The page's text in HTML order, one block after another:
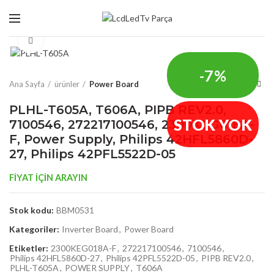
-7%
STOK YOK
Ana Sayfa ürünler Power Board
PLHL-T605A, T606A, PIPB REV2.0,
7100546, 272217100546, 2300KEG018A-
F, Power Supply, Philips 42HFL5860D-
27, Philips 42PFL5522D-05
FİYAT İÇİN ARAYIN
Stok kodu: BBM0531
Kategoriler: Inverter Board, Power Board
Etiketler: 2300KEG018A-F, 272217100546, 7100546,
Philips 42HFL5860D-27, Philips 42PFL5522D-05, PIPB REV2.0,
PLHL-T605A, POWER SUPPLY, T606A